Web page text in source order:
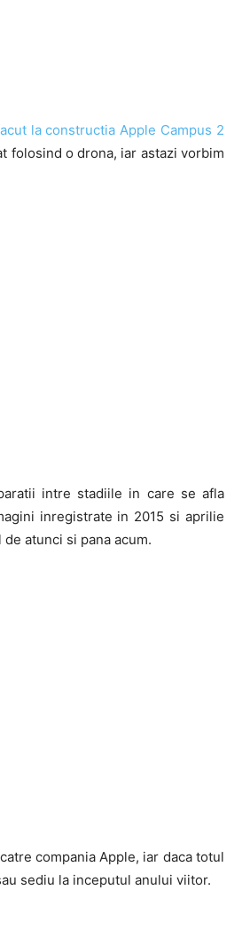
la constructia Apple Campus 2
folosind o drona, iar astazi vorbim
intre stadiile in care se afla
inregistrate in 2015 si aprilie
atunci si pana acum.
compania Apple, iar daca totul
sediu la inceputul anului viitor.